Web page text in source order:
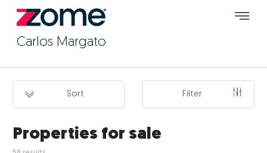
Carlos Margato
Sort Filter
Properties for sale